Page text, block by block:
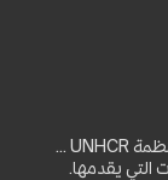
بوابة اللجوء والهجرة موقع غير حكومي ولا ينتمي الى منظمة UNHCR ...
التي يقدمها.